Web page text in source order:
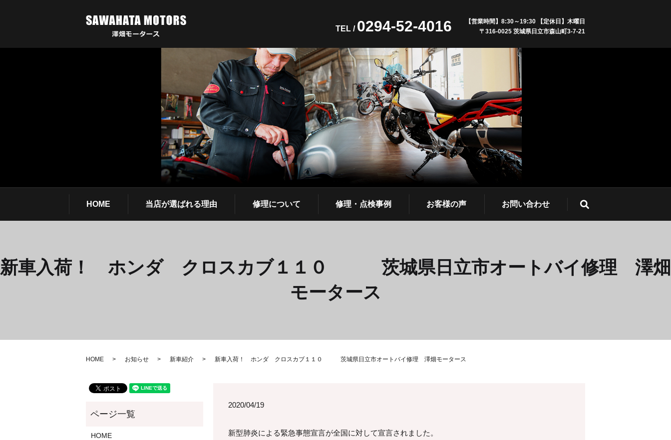
HOME 当店が選ばれる理由 修理について 修理・点検事例 お客様の声 お問い合わせ
search
TEL / 0294-52-4016
【営業時間】8:30～19:30 【定休日】木曜日
〒316-0025 茨城県日立市森山町3-7-21
新車入荷！ ホンダ クロスカブ１１０ 茨城県日立市オートバイ修理 澤畑
モータース
HOME お知らせ 新車紹介 新車入荷！ ホンダ クロスカブ１１０ 茨城県日立市オートバイ修理 澤畑モータース
2020/04/19
新型肺炎による緊急事態宣言が全国に対して宣言されました。
HOME